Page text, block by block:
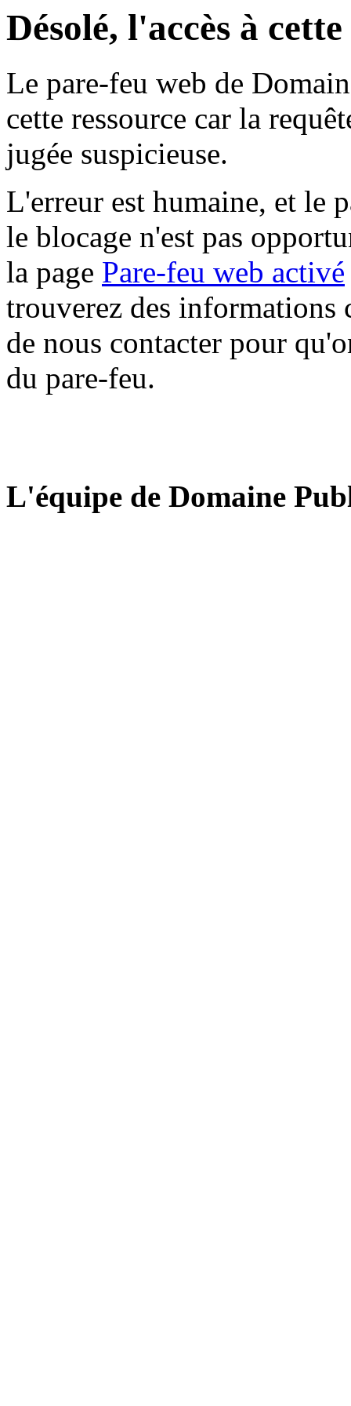
Désolé, l'accès à
Le pare-feu web de
cette ressource car la
jugée suspicieuse.
L'erreur est humaine, et le
le blocage n'est pas
la page Pare-feu web activé
trouverez des informations
de nous contacter pour
du pare-feu.
L'équipe de Domaine